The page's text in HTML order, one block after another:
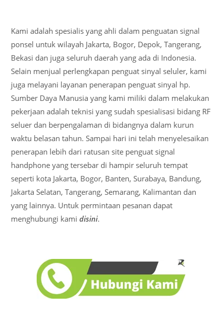
Kami adalah spesialis yang ahli dalam penguatan signal
ponsel untuk wilayah Jakarta, Bogor, Depok, Tangerang,
Bekasi dan juga seluruh daerah yang ada di Indonesia.
Selain menjual perlengkapan penguat sinyal seluler, kami
juga melayani layanan penerapan penguat sinyal hp.
Sumber Daya Manusia yang kami miliki dalam melakukan
pekerjaan adalah teknisi yang sudah spesialisasi bidang RF
seluer dan berpengalaman di bidangnya dalam kurun
waktu belasan tahun. Sampai hari ini telah menyelesaikan
penerapan lebih dari ratusan site penguat signal
handphone yang tersebar di hampir seluruh tempat
seperti kota Jakarta, Bogor, Banten, Surabaya, Bandung,
Jakarta Selatan, Tangerang, Semarang, Kalimantan dan
yang lainnya. Untuk permintaan pesanan dapat
menghubungi kamidisini.